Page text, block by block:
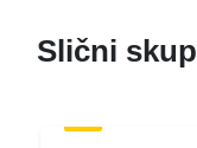
Slični